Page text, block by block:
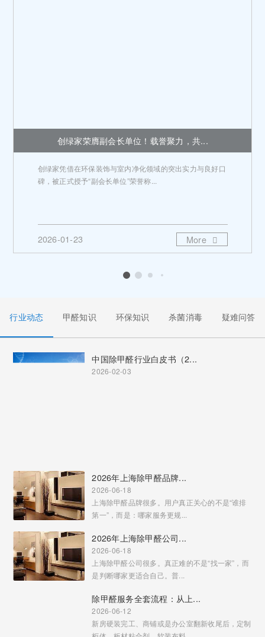
创绿家荣膺副会长单位！载誉聚力，共...
创绿家凭借在环保装饰与室内净化领域的突出实力与良好口
碑，被正式授予“副会长单位”荣誉称...
2026-01-23 More
行业动态 甲醛知识 环保知识 杀菌消毒 疑难问答
中国除甲醛行业白皮书（2...
2026-02-03
2026年上海除甲醛品牌...
2026-06-18
上海除甲醛品牌很多。用户真正关心的不是“谁排
第一”，而是：哪家服务更规...
2026年上海除甲醛公司...
2026-06-18
上海除甲醛公司很多。真正难的不是“找一家”，而
是判断哪家更适合自己。普...
除甲醛服务全套流程：从上...
2026-06-12
新房硬装完工、商铺或是办公室翻新收尾后，定制